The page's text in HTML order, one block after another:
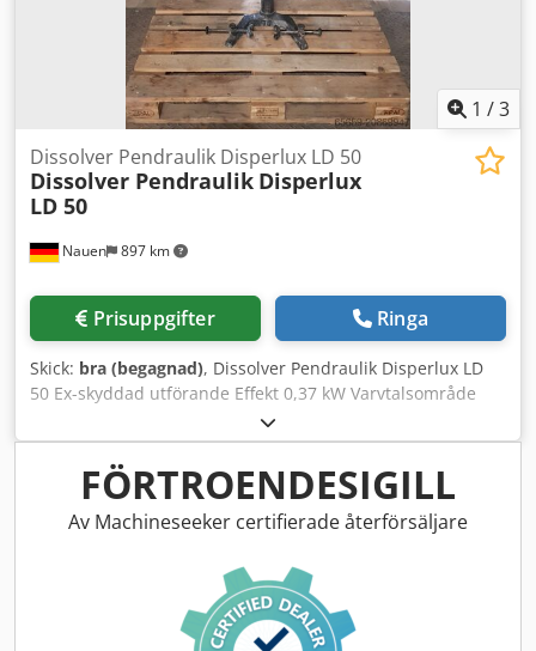
1 /3
Nauen 897 km
Dissolver Pendraulik Disperlux LD 50
Dissolver Pendraulik Disperlux
LD 50
Prisuppgifter Ringa
Skick: bra (begagnad), Dissolver Pendraulik Disperlux LD
50 Ex-skyddad utförande Effekt 0,37 kW Varvtalsområde
930–9400 1/min Dsdpjx R R H Nsfx Aifokr Tandad skiva 50
mm
FÖRTROENDESIGILL
Av Machineseeker certifierade återförsäljare